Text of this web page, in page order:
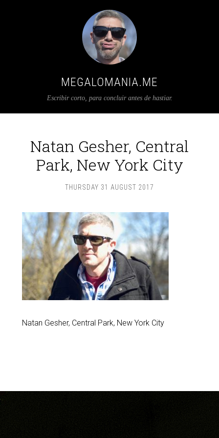
MEGALOMANIA.ME
Escribir corto, para concluir antes de hastiar.
Natan Gesher, Central
Park, New York City
THURSDAY 31 AUGUST 2017
Natan Gesher, Central Park, New York City